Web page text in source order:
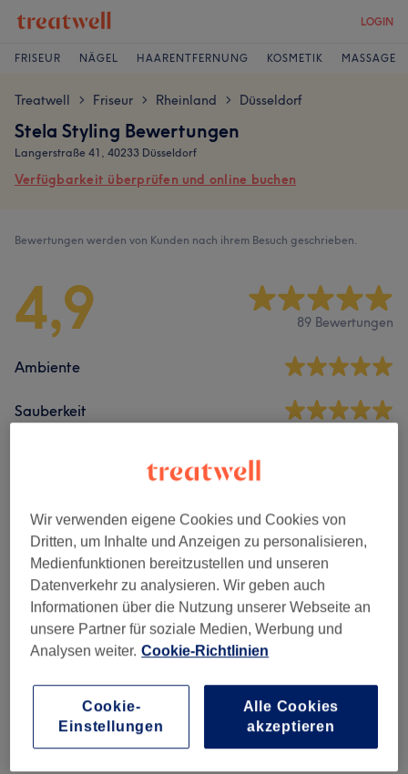
LOGIN
FRISEUR NÄGEL HAARENTFERNUNG KOSMETIK MASSAGE
Treatwell > Friseur > Rheinland > Düsseldorf
Stela Styling Bewertungen
Langerstraße 41, 40233 Düsseldorf
Verfügbarkeit überprüfen und online buchen
Bewertungen werden von Kunden nach ihrem Besuch geschrieben.
4,9 89 Bewertungen
Ambiente
Sauberkeit
Bewertungen filtern
Behandlung Alle Bewertungen
Bewertung Nach Sternen filtern
Verifizierte Bewertungen
Geschrieben von unseren Kunden, damit du weißt, was
dich in jedem Salon erwartet.
Wir verwenden eigene Cookies und Cookies von
Dritten, um Inhalte und Anzeigen zu personalisieren,
Medienfunktionen bereitzustellen und unseren
Datenverkehr zu analysieren. Wir geben auch
Informationen über die Nutzung unserer Webseite an
unsere Partner für soziale Medien, Werbung und
Analysen weiter. Cookie-Richtlinien
Cookie-
Einstellungen
Alle Cookies
akzeptieren